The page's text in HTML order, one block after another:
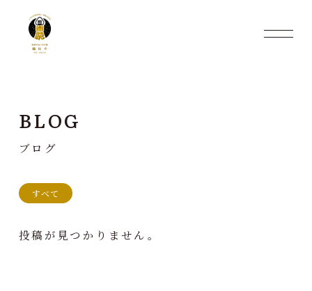
BLOG
ブログ
すべて
投稿が見つかりません。